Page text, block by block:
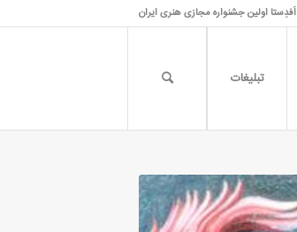
اَفدِستا اولین جشنواره مجازی هنری ایران
تبلیغات